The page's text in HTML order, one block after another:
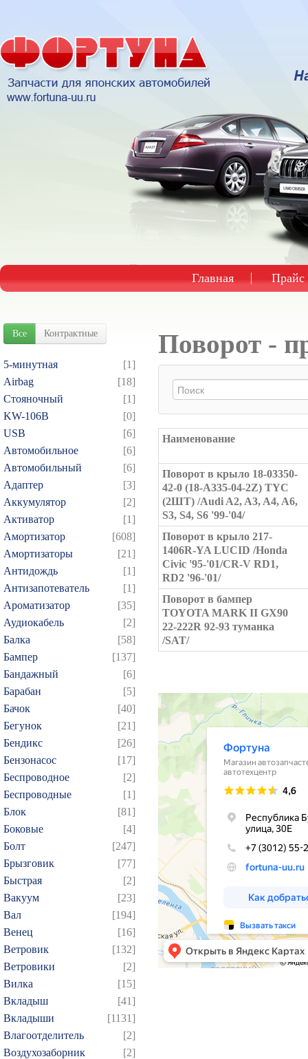
Главная Прайс
Все Контрактные
5-минутная
[1]
Airbag
[18]
Cтояночный
[1]
KW-106B
[0]
USB
[6]
Автомобильное
[6]
Автомобильный
[6]
Адаптер
[3]
Аккумулятор
[2]
Активатор
[1]
Амортизатор
[608]
Амортизаторы
[21]
Антидождь
[1]
Антизапотеватель
[1]
Ароматизатор
[35]
Аудиокабель
[2]
Балка
[58]
Бампер
[137]
Бандажный
[6]
Барабан
[5]
Бачок
[40]
Бегунок
[21]
Бендикс
[26]
Бензонасос
[17]
Беспроводное
[2]
Беспроводные
[1]
Блок
[81]
Боковые
[4]
Болт
[247]
Брызговик
[77]
Быстрая
[2]
Вакуум
[23]
Вал
[194]
Венец
[16]
Ветровик
[132]
Ветровики
[2]
Вилка
[15]
Вкладыш
[41]
Вкладыши
[1131]
Влагоотделитель
[2]
Воздухозаборник
[2]
Поворот -
Наименование
Поворот в крыло 18-03350-
42-0 (18-A335-04-2Z) TYC
(2ШТ) /Audi A2, A3, A4, A6,
S3, S4, S6 '99-'04/
Поворот в крыло 217-
1406R-YA LUCID /Honda
Civic '95-'01/CR-V RD1,
RD2 '96-'01/
Поворот в бампер
TOYOTA MARK II GX90
22-222R 92-93 туманка
/SAT/